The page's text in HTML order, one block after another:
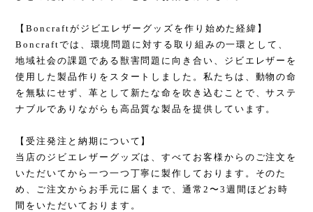
【Boncraftがジビエレザーグッズを作り始めた経緯】
Boncraftでは、環境問題に対する取り組みの一環として、
地域社会の課題である獣害問題に向き合い、ジビエレザーを
使用した製品作りをスタートしました。私たちは、動物の命
を無駄にせず、革として新たな命を吹き込むことで、サステ
ナブルでありながらも高品質な製品を提供しています。
【受注発注と納期について】
当店のジビエレザーグッズは、すべてお客様からのご注文を
いただいてから一つ一つ丁寧に製作しております。そのた
め、ご注文からお手元に届くまで、通常2〜3週間ほどお時
間をいただいております。